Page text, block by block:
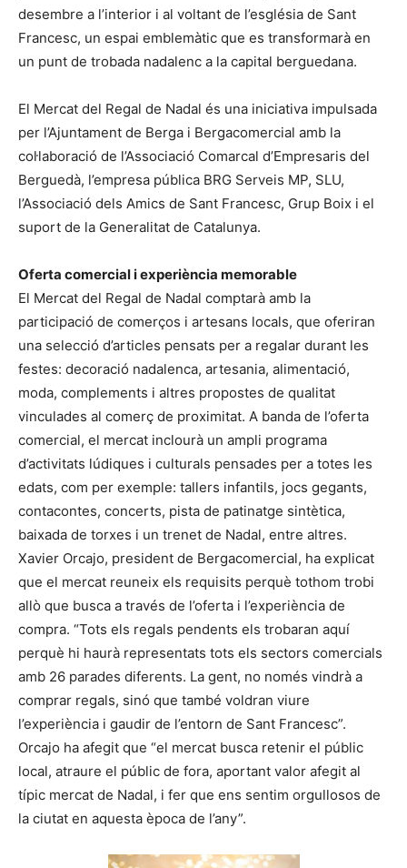
desembre a l’interior i al voltant de l’església de Sant
Francesc, un espai emblemàtic que es transformarà en
un punt de trobada nadalenc a la capital berguedana.
El Mercat del Regal de Nadal és una iniciativa impulsada
per l’Ajuntament de Berga i Bergacomercial amb la
col·laboració de l’Associació Comarcal d’Empresaris del
Berguedà, l’empresa pública BRG Serveis MP, SLU,
l’Associació dels Amics de Sant Francesc, Grup Boix i el
suport de la Generalitat de Catalunya.
Oferta comercial i experiència memorable
El Mercat del Regal de Nadal comptarà amb la
participació de comerços i artesans locals, que oferiran
una selecció d’articles pensats per a regalar durant les
festes: decoració nadalenca, artesania, alimentació,
moda, complements i altres propostes de qualitat
vinculades al comerç de proximitat. A banda de l’oferta
comercial, el mercat inclourà un ampli programa
d’activitats lúdiques i culturals pensades per a totes les
edats, com per exemple: tallers infantils, jocs gegants,
contacontes, concerts, pista de patinatge sintètica,
baixada de torxes i un trenet de Nadal, entre altres.
Xavier Orcajo, president de Bergacomercial, ha explicat
que el mercat reuneix els requisits perquè tothom trobi
allò que busca a través de l’oferta i l’experiència de
compra. “Tots els regals pendents els trobaran aquí
perquè hi haurà representats tots els sectors comercials
amb 26 parades diferents. La gent, no només vindrà a
comprar regals, sinó que també voldran viure
l’experiència i gaudir de l’entorn de Sant Francesc”.
Orcajo ha afegit que “el mercat busca retenir el públic
local, atraure el públic de fora, aportant valor afegit al
típic mercat de Nadal, i fer que ens sentim orgullosos de
la ciutat en aquesta època de l’any”.